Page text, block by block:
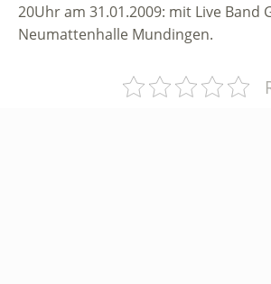
20Uhr am 31.01.2009: mit Live Band
Neumattenhalle Mundingen.